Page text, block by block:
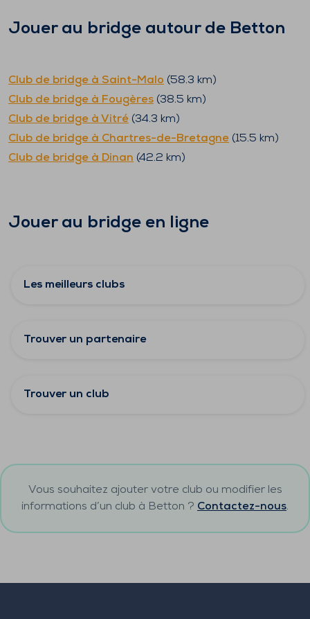
Jouer au bridge autour de Betton
Club de bridge à Saint-Malo (58.3 km)
Club de bridge à Fougères (38.5 km)
Club de bridge à Vitré (34.3 km)
Club de bridge à Chartres-de-Bretagne (15.5 km)
Club de bridge à Dinan (42.2 km)
Jouer au bridge en ligne
Les meilleurs clubs
Trouver un partenaire
Trouver un club
Vous souhaitez ajouter votre club ou modifier les
informations d’un club à Betton ? Contactez-nous.